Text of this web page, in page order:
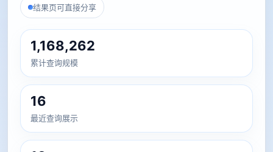
结果页可直接分享
1,168,262
累计查询规模
16
最近查询展示